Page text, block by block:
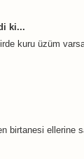
ki...
kuru üzüm
birtanesi ellerine